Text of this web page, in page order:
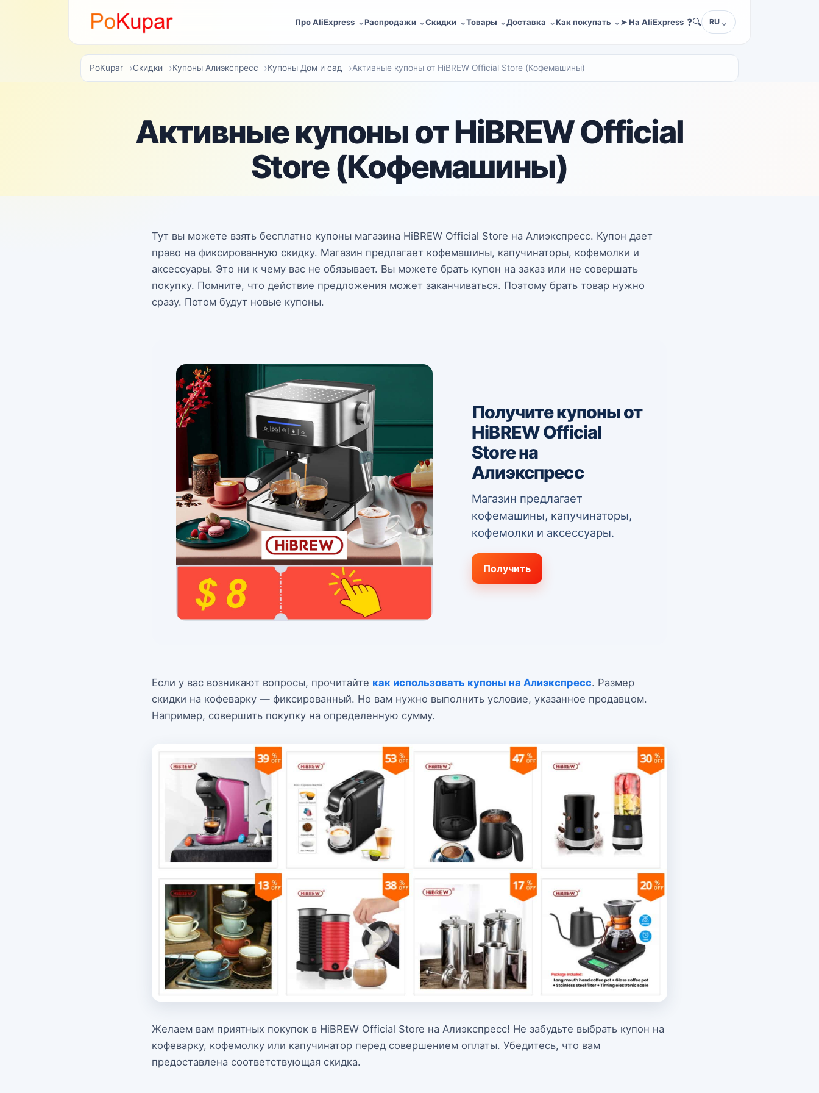
Про AliExpress Распродажи Скидки Товары Доставка Как покупать ➤ На AliExpress ❓🔍 RU
PoKupar Скидки Купоны Алиэкспресс Купоны Дом и сад Активные купоны от HiBREW Official Store (Кофемашины)
Активные купоны от HiBREW Official
Store (Кофемашины)
Тут вы можете взять бесплатно купоны магазина HiBREW Official Store на Алиэкспресс. Купон дает
право на фиксированную скидку. Магазин предлагает кофемашины, капучинаторы, кофемолки и
аксессуары. Это ни к чему вас не обязывает. Вы можете брать купон на заказ или не совершать
покупку. Помните, что действие предложения может заканчиваться. Поэтому брать товар нужно
сразу. Потом будут новые купоны.
Получите купоны от
HiBREW Official
Store на
Алиэкспресс
Магазин предлагает
кофемашины, капучинаторы,
кофемолки и аксессуары.
Получить
Если у вас возникают вопросы, прочитайте как использовать купоны на Алиэкспресс. Размер
скидки на кофеварку — фиксированный. Но вам нужно выполнить условие, указанное продавцом.
Например, совершить покупку на определенную сумму.
Желаем вам приятных покупок в HiBREW Official Store на Алиэкспресс! Не забудьте выбрать купон на
кофеварку, кофемолку или капучинатор перед совершением оплаты. Убедитесь, что вам
предоставлена соответствующая скидка.